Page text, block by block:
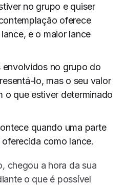
no grupo e quiser
oferece
e o maior lance
no grupo do
lo, mas o seu valor
o que estiver determinado
quando uma parte
como lance.
chegou a hora da sua
o que é possível